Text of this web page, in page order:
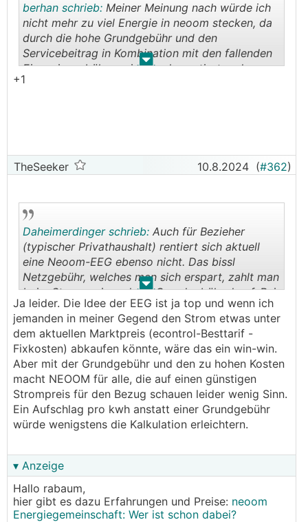
. .
berhan schrieb: Meiner Meinung nach würde ich
nicht mehr zu viel Energie in neoom stecken, da
durch die hohe Grundgebühr und den
Servicebeitrag in Kombination mit den fallenden
Einspeisegebühren nicht mehr rentiert und zum
Verlustgeschäft wird. Nach meiner Meinung muss
Bei 7,67 ct/kWh bei der Oemag wird sich das
nicht mehr ausgehen.
+1
TheSeeker 10.8.2024 (#362)
. .
Daheimerdinger schrieb: Auch für Bezieher
(typischer Privathaushalt) rentiert sich aktuell
eine Neoom-EEG ebenso nicht. Das bissl
Netzgebühr, welches man sich erspart, zahlt man
beim Strompreis und der Grundgebühr drauf. Bei
13 cent ist es sowieso nicht rentabel, bei 9 aber
ebenso nicht wirklich.
Ja leider. Die Idee der EEG ist ja top und wenn ich
jemanden in meiner Gegend den Strom etwas unter
dem aktuellen Marktpreis (econtrol-Besttarif -
Fixkosten) abkaufen könnte, wäre das ein win-win.
Aber mit der Grundgebühr und den zu hohen Kosten
macht NEOOM für alle, die auf einen günstigen
Strompreis für den Bezug schauen leider wenig Sinn.
Ein Aufschlag pro kwh anstatt einer Grundgebühr
würde wenigstens die Kalkulation erleichtern.
▾ Anzeige
Hallo rabaum,
hier gibt es dazu Erfahrungen und Preise: neoom
Energiegemeinschaft: Wer ist schon dabei?